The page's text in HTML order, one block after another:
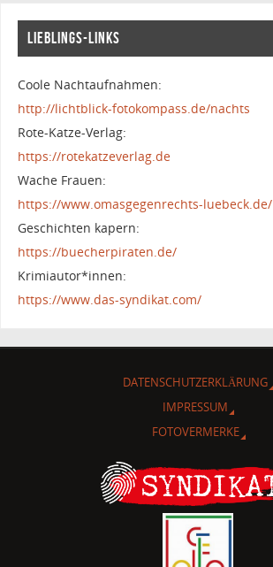
LIEBLINGS-LINKS
Coole Nachtaufnahmen:
http://lichtblick-fotokompass.de/nachts
Rote-Katze-Verlag:
https://rotekatzeverlag.de
Wache Frauen:
https://www.omasgegenrechts-luebeck.de/
Geschichten kapern:
https://buecherpiraten.de/
Krimiautor*innen:
https://www.das-syndikat.com/
DATENSCHUTZERKLÄRUNG
IMPRESSUM
FOTOVERMERKE